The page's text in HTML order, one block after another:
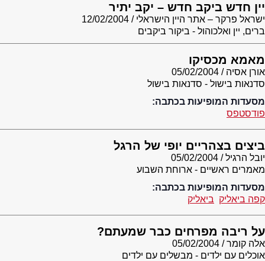
יין חדש ביקב חדש – יקב יתיר
ישראל פרקר – אתר היין הישראלי
12/02/2004
ברים, יין ואלכוהול - ביקור ביקבים
מאמא מכסיקו
אורן אסיה
05/02/2004
סדנאות בישול - סדנאות בישול
מסעדות המופיעות בכתבה:
פודסטפס
ביצים בצהריים יופי של הרגל
יובל הרגיל
05/02/2004
מאמרים ראשיים - ארוחת השבוע
מסעדות המופיעות בכתבה:
קפה ביאליק ביאליק
על ריבה מפרחים כבר שמעתם?
אלה קומר
05/02/2004
אוכלים עם ילדים - מבשלים עם ילדים